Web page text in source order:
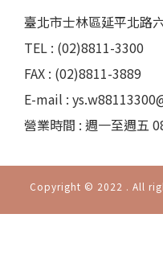
臺北市士林區延平北路
TEL : (02)8811-3300
FAX : (02)8811-3889
E-mail :
營業時間 : 週一至週五
Copyright © 2022 . All